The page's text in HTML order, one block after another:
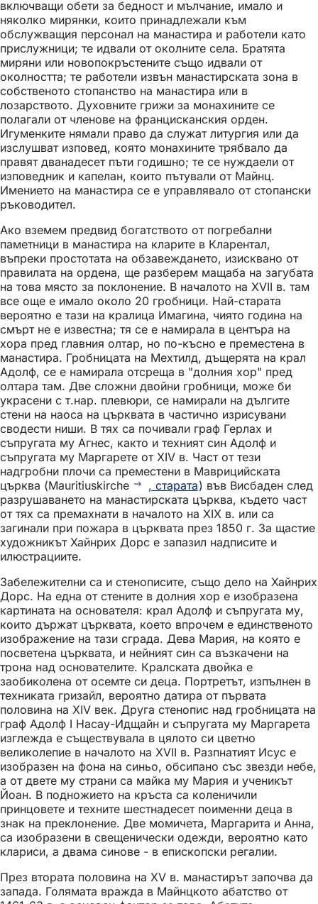
включващи обети за бедност и мълчание, имало и
няколко мирянки, които принадлежали към
обслужващия персонал на манастира и работели като
прислужници; те идвали от околните села. Братята
миряни или новопокръстените също идвали от
околността; те работели извън манастирската зона в
собственото стопанство на манастира или в
лозарството. Духовните грижи за монахините се
полагали от членове на францисканския орден.
Игуменките нямали право да служат литургия или да
изслушват изповед, която монахините трябвало да
правят дванадесет пъти годишно; те се нуждаели от
изповедник и капелан, които пътували от Майнц.
Имението на манастира се е управлявало от стопански
ръководител.
Ако вземем предвид богатството от погребални
паметници в манастира на кларите в Кларентал,
въпреки простотата на обзавеждането, изисквано от
правилата на ордена, ще разберем мащаба на загубата
на това място за поклонение. В началото на XVII в. там
все още е имало около 20 гробници. Най-старата
вероятно е тази на кралица Имагина, чиято година на
смърт не е известна; тя се е намирала в центъра на
хора пред главния олтар, но по-късно е преместена в
манастира. Гробницата на Мехтилд, дъщерята на крал
Адолф, се е намирала отсреща в "долния хор" пред
олтара там. Две сложни двойни гробници, може би
украсени с т.нар. плевюри, се намирали на дългите
стени на наоса на църквата в частично изрисувани
сводести ниши. В тях са почивали граф Герлах и
съпругата му Агнес, както и техният син Адолф и
съпругата му Маргарете от XIV в. Част от тези
надгробни плочи са преместени в Маврицийската
църква (Mauritiuskirche
, старата) във Висбаден след
разрушаването на манастирската църква, където част
от тях са премахнати в началото на XIX в. или са
загинали при пожара в църквата през 1850 г. За щастие
художникът Хайнрих Дорс е запазил надписите и
илюстрациите.
Забележителни са и стенописите, също дело на Хайнрих
Дорс. На една от стените в долния хор е изобразена
картината на основателя: крал Адолф и съпругата му,
които държат църквата, което впрочем е единственото
изображение на тази сграда. Дева Мария, на която е
посветена църквата, и нейният син са възкачени на
трона над основателите. Кралската двойка е
заобиколена от осемте си деца. Портретът, изпълнен в
техниката гризайл, вероятно датира от първата
половина на XIV век. Друга стенопис над гробницата на
граф Адолф I Насау-Идщайн и съпругата му Маргарета
изглежда е съществувала в цялото си цветно
великолепие в началото на XVII в. Разпнатият Исус е
изобразен на фона на синьо, обсипано със звезди небе,
а от двете му страни са майка му Мария и ученикът
Йоан. В подножието на кръста са коленичили
принцовете и техните шестнадесет поименни деца в
знак на преклонение. Две момичета, Маргарита и Анна,
са изобразени в свещенически одежди, вероятно като
клариси, а двама синове - в епископски регалии.
През втората половина на XV в. манастирът започва да
запада. Голямата вражда в Майнцкото абатство от